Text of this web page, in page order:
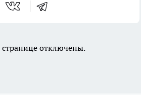
отключены.